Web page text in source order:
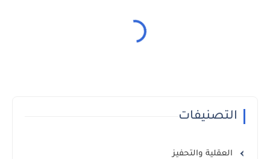
التصنيفات
العقلية والتحفيز